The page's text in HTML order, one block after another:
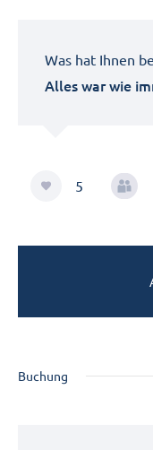
Was hat Ihnen
Alles war wie
5
Buchung